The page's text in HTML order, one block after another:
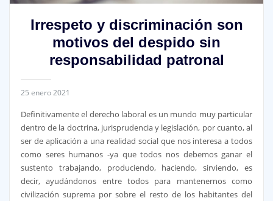
Irrespeto y discriminación son
motivos del despido sin
responsabilidad patronal
25 enero 2021
Definitivamente el derecho laboral es un mundo muy particular
dentro de la doctrina, jurisprudencia y legislación, por cuanto, al
ser de aplicación a una realidad social que nos interesa a todos
como seres humanos -ya que todos nos debemos ganar el
sustento trabajando, produciendo, haciendo, sirviendo, es
decir, ayudándonos entre todos para mantenernos como
civilización suprema por sobre el resto de los habitantes del